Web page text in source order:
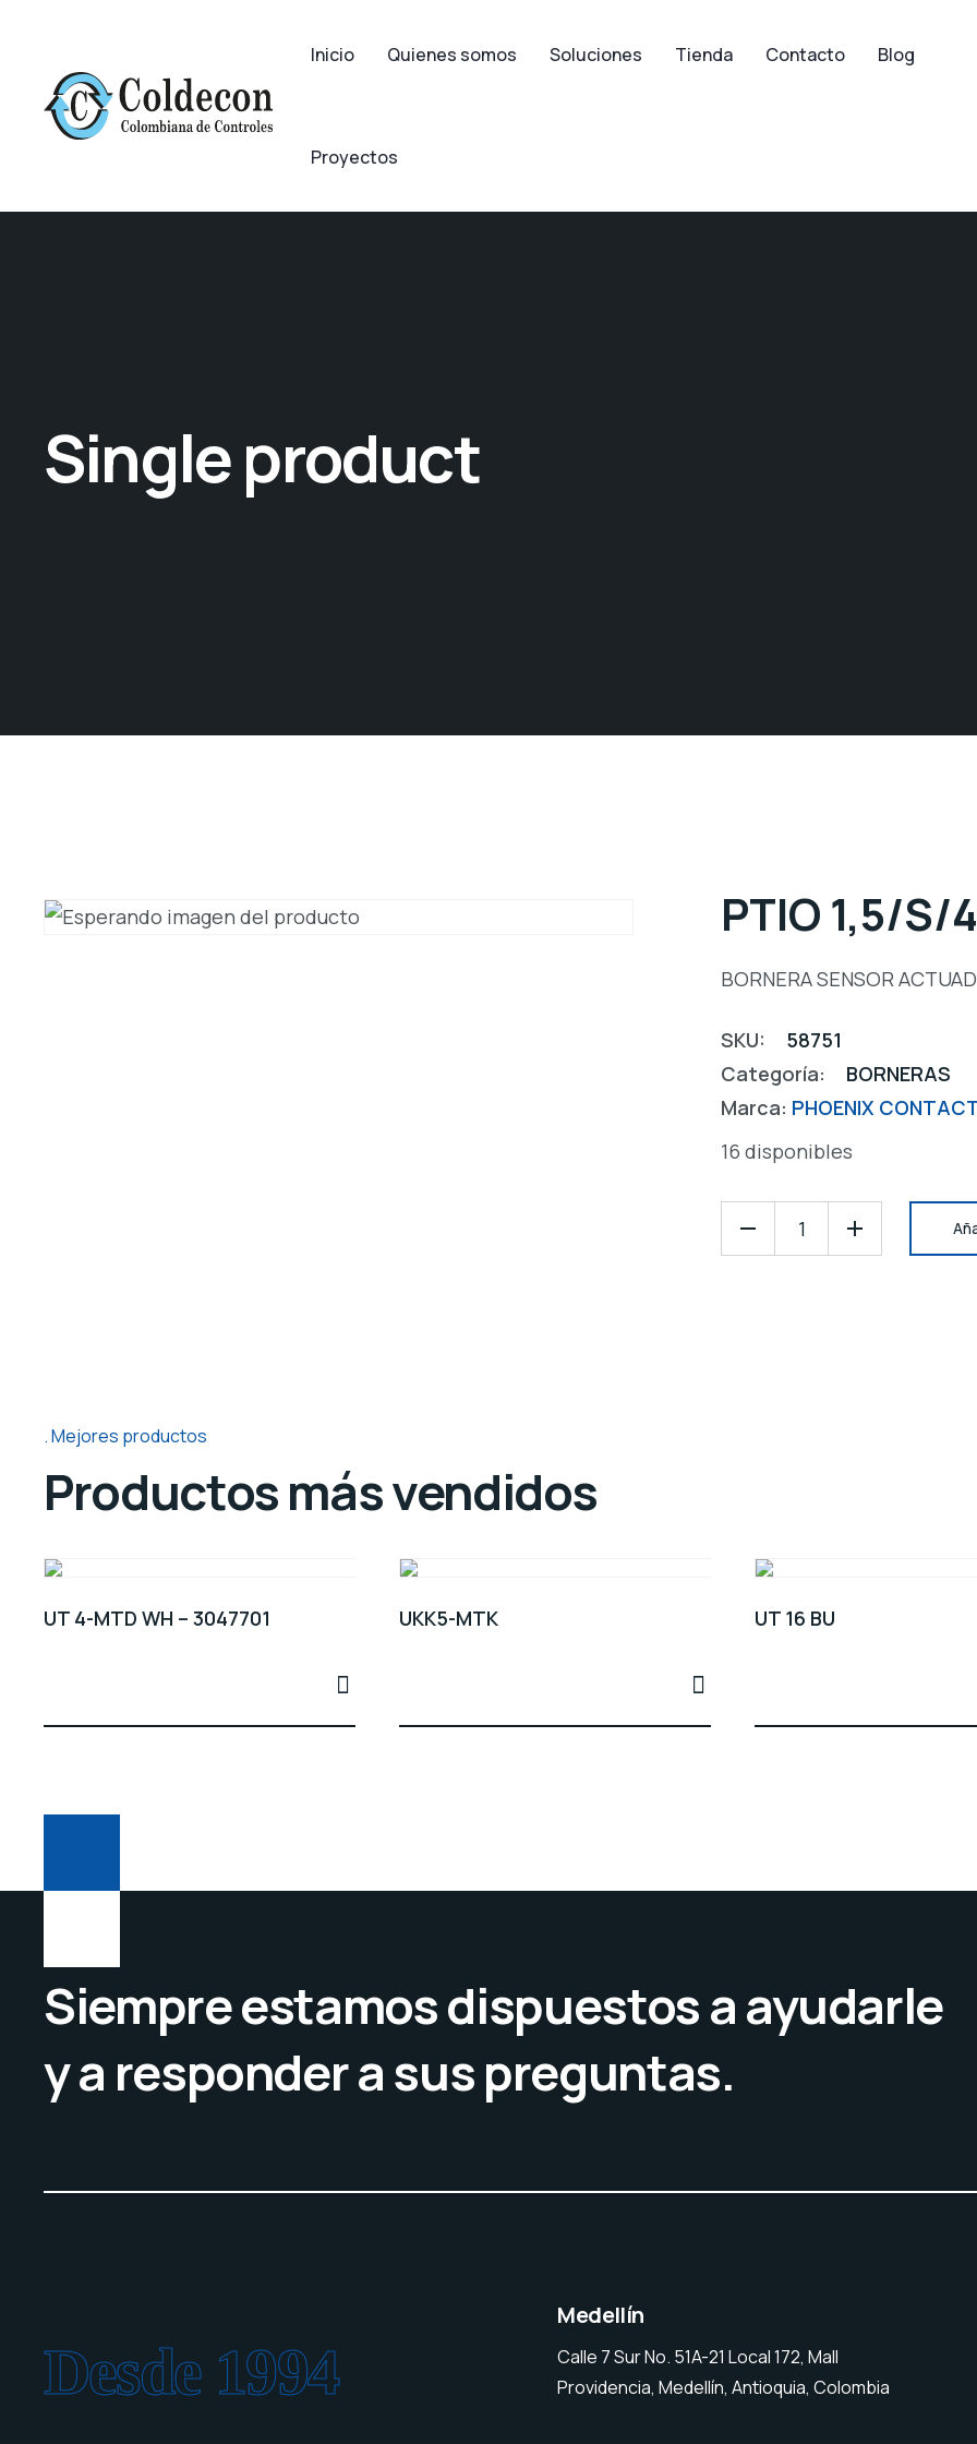
Inicio Quienes somos Soluciones Tienda Contacto Blog
Proyectos
Single product
PTIO 1,5/S/
BORNERA SENSOR
SKU:
58751
Categoría:
BORNERAS
Marca: PHOENIX
16 disponibles
Mejores productos
Productos más vendidos
UT 4-MTD WH – 3047701 UKK5-MTK UT 16 BU
Siempre estamos dispuestos a ayudarle
y a responder a sus preguntas.
Desde 1994
Medellín
Calle 7 Sur No. 51A-21 Local 172, Mall
Providencia, Medellín, Antioquia, Colombia